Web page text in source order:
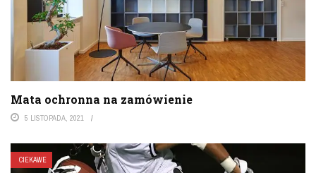
Mata ochronna na zamówienie
5 LISTOPADA, 2021
CIEKAWE